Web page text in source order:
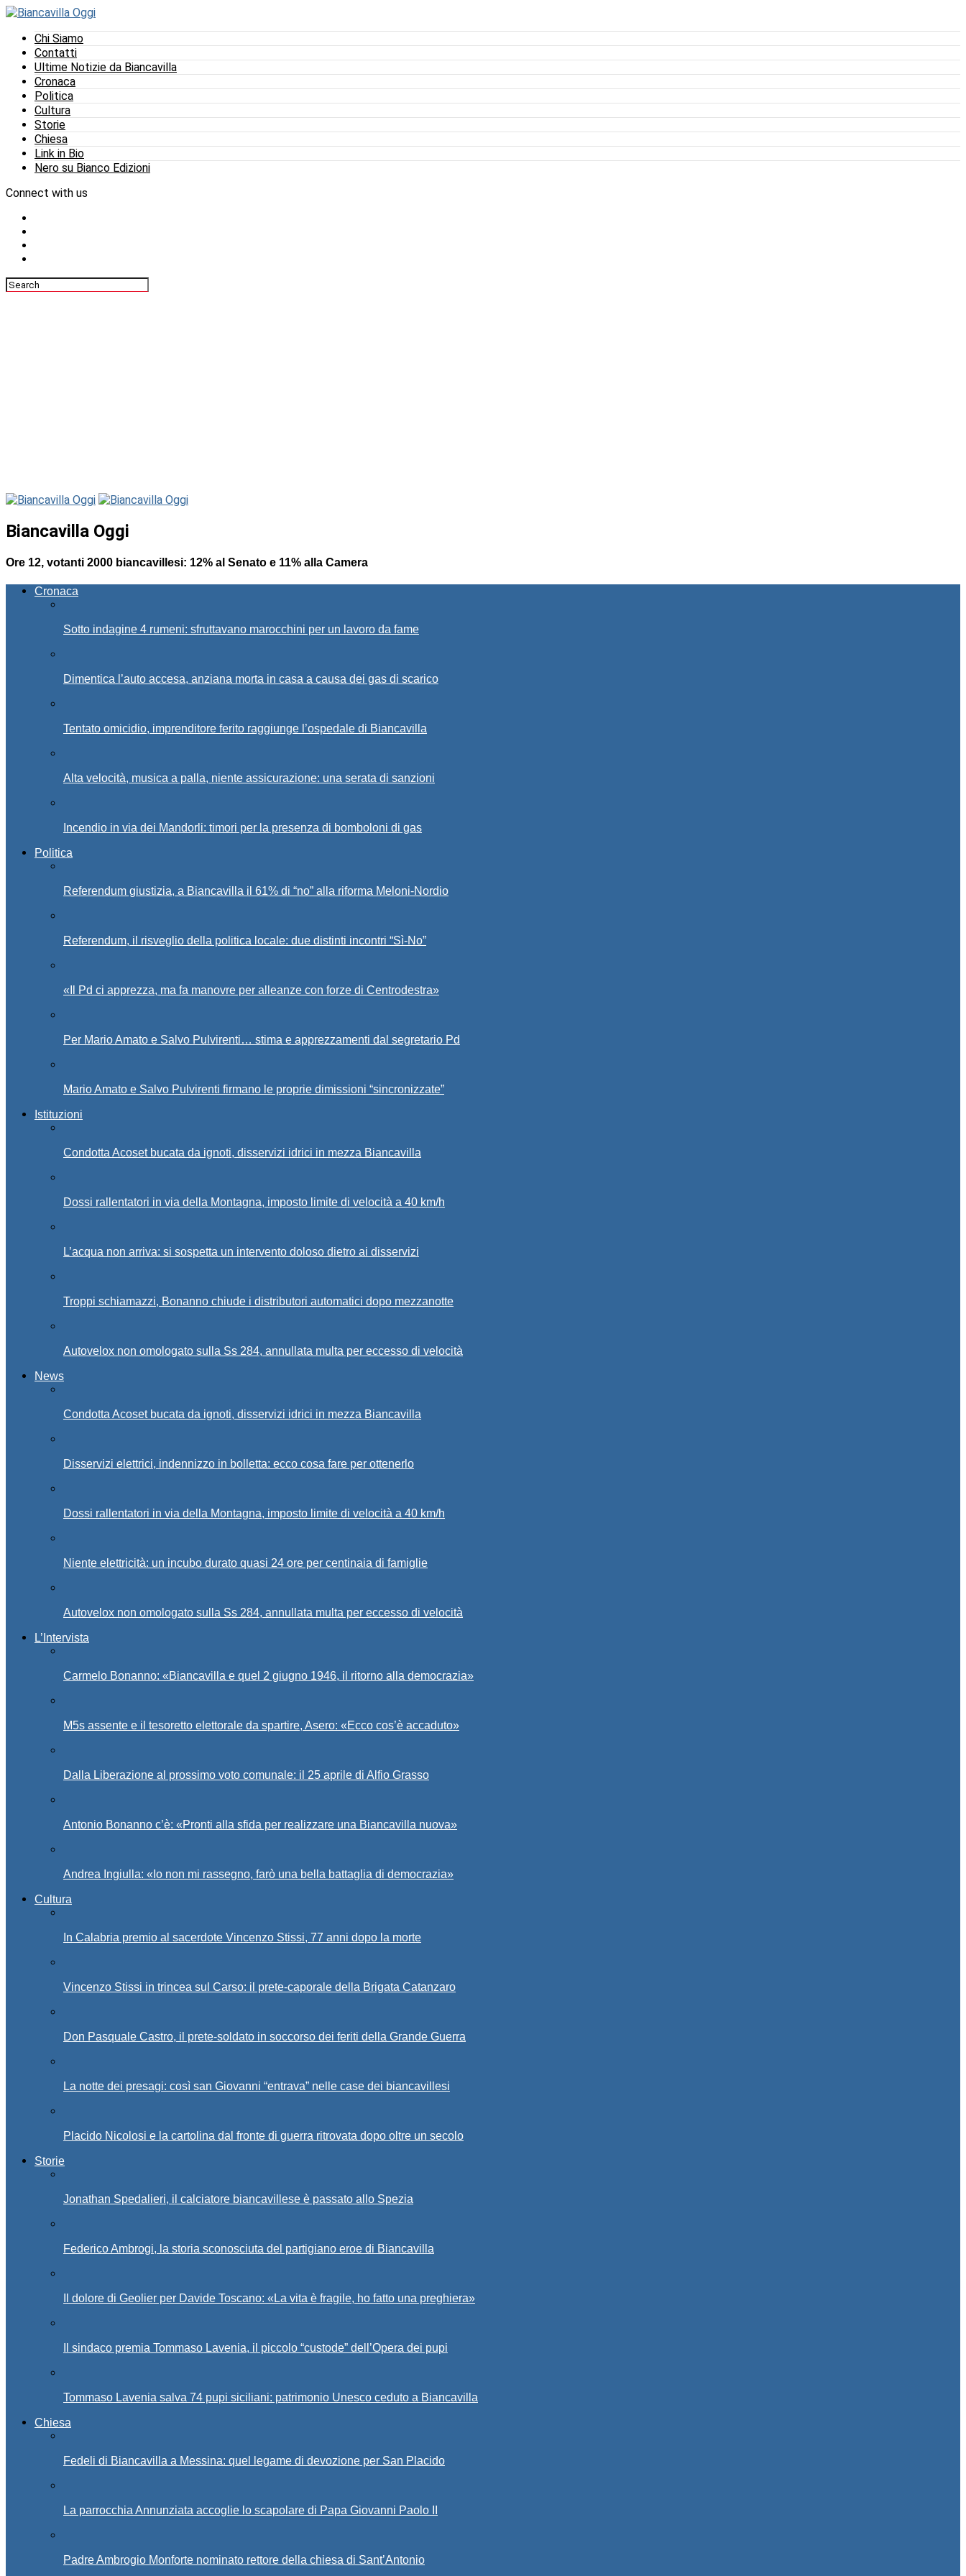
Chi Siamo
Contatti
Ultime Notizie da Biancavilla
Cronaca
Politica
Cultura
Storie
Chiesa
Link in Bio
Nero su Bianco Edizioni
Connect with us
Biancavilla Oggi
Ore 12, votanti 2000 biancavillesi: 12% al Senato e 11% alla Camera
Cronaca
Sotto indagine 4 rumeni: sfruttavano marocchini per un lavoro da fame
Dimentica l’auto accesa, anziana morta in casa a causa dei gas di scarico
Tentato omicidio, imprenditore ferito raggiunge l’ospedale di Biancavilla
Alta velocità, musica a palla, niente assicurazione: una serata di sanzioni
Incendio in via dei Mandorli: timori per la presenza di bomboloni di gas
Politica
Referendum giustizia, a Biancavilla il 61% di “no” alla riforma Meloni-Nordio
Referendum, il risveglio della politica locale: due distinti incontri “Sì-No”
«Il Pd ci apprezza, ma fa manovre per alleanze con forze di Centrodestra»
Per Mario Amato e Salvo Pulvirenti… stima e apprezzamenti dal segretario Pd
Mario Amato e Salvo Pulvirenti firmano le proprie dimissioni “sincronizzate”
Istituzioni
Condotta Acoset bucata da ignoti, disservizi idrici in mezza Biancavilla
Dossi rallentatori in via della Montagna, imposto limite di velocità a 40 km/h
L’acqua non arriva: si sospetta un intervento doloso dietro ai disservizi
Troppi schiamazzi, Bonanno chiude i distributori automatici dopo mezzanotte
Autovelox non omologato sulla Ss 284, annullata multa per eccesso di velocità
News
Condotta Acoset bucata da ignoti, disservizi idrici in mezza Biancavilla
Disservizi elettrici, indennizzo in bolletta: ecco cosa fare per ottenerlo
Dossi rallentatori in via della Montagna, imposto limite di velocità a 40 km/h
Niente elettricità: un incubo durato quasi 24 ore per centinaia di famiglie
Autovelox non omologato sulla Ss 284, annullata multa per eccesso di velocità
L’Intervista
Carmelo Bonanno: «Biancavilla e quel 2 giugno 1946, il ritorno alla democrazia»
M5s assente e il tesoretto elettorale da spartire, Asero: «Ecco cos’è accaduto»
Dalla Liberazione al prossimo voto comunale: il 25 aprile di Alfio Grasso
Antonio Bonanno c’è: «Pronti alla sfida per realizzare una Biancavilla nuova»
Andrea Ingiulla: «Io non mi rassegno, farò una bella battaglia di democrazia»
Cultura
In Calabria premio al sacerdote Vincenzo Stissi, 77 anni dopo la morte
Vincenzo Stissi in trincea sul Carso: il prete-caporale della Brigata Catanzaro
Don Pasquale Castro, il prete-soldato in soccorso dei feriti della Grande Guerra
La notte dei presagi: così san Giovanni “entrava” nelle case dei biancavillesi
Placido Nicolosi e la cartolina dal fronte di guerra ritrovata dopo oltre un secolo
Storie
Jonathan Spedalieri, il calciatore biancavillese è passato allo Spezia
Federico Ambrogi, la storia sconosciuta del partigiano eroe di Biancavilla
Il dolore di Geolier per Davide Toscano: «La vita è fragile, ho fatto una preghiera»
Il sindaco premia Tommaso Lavenia, il piccolo “custode” dell’Opera dei pupi
Tommaso Lavenia salva 74 pupi siciliani: patrimonio Unesco ceduto a Biancavilla
Chiesa
Fedeli di Biancavilla a Messina: quel legame di devozione per San Placido
La parrocchia Annunziata accoglie lo scapolare di Papa Giovanni Paolo II
Padre Ambrogio Monforte nominato rettore della chiesa di Sant’Antonio